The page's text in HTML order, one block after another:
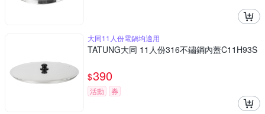
大同11人份電鍋均適用
TATUNG大同 11人份316不鏽鋼內蓋C11H93S
$390
活動 券